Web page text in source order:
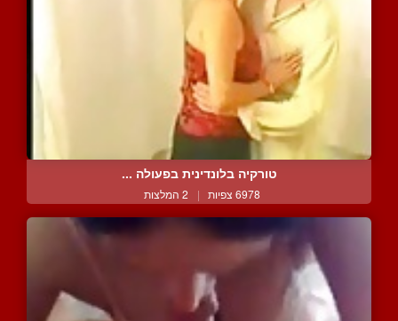
טורקיה בלונדינית בפעולה ...
6978 צפיות | 2 המלצות